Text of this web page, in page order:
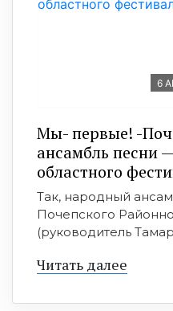
6
Мы- первые! -
ансамбль песни
областного
Так, народный
Почепского
(руководитель
Читать далее